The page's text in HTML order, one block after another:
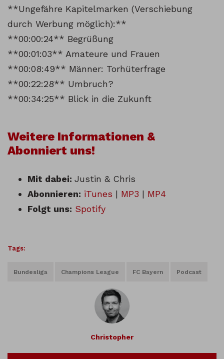
**Ungefähre Kapitelmarken (Verschiebung
durch Werbung möglich):**
**00:00:24** Begrüßung
**00:01:03** Amateure und Frauen
**00:08:49** Männer: Torhüterfrage
**00:22:28** Umbruch?
**00:34:25** Blick in die Zukunft
Weitere Informationen &
Abonniert uns!
Mit dabei: Justin & Chris
Abonnieren: iTunes | MP3 | MP4
Folgt uns: Spotify
Tags:
Bundesliga Champions League FC Bayern Podcast
Christopher